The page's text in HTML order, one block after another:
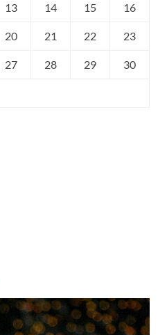
13 14 15 16
20 21 22 23
27 28 29 30